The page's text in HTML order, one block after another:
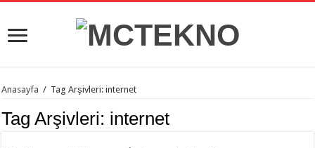
Anasayfa / Tag Arşivleri: internet
Tag Arşivleri: internet